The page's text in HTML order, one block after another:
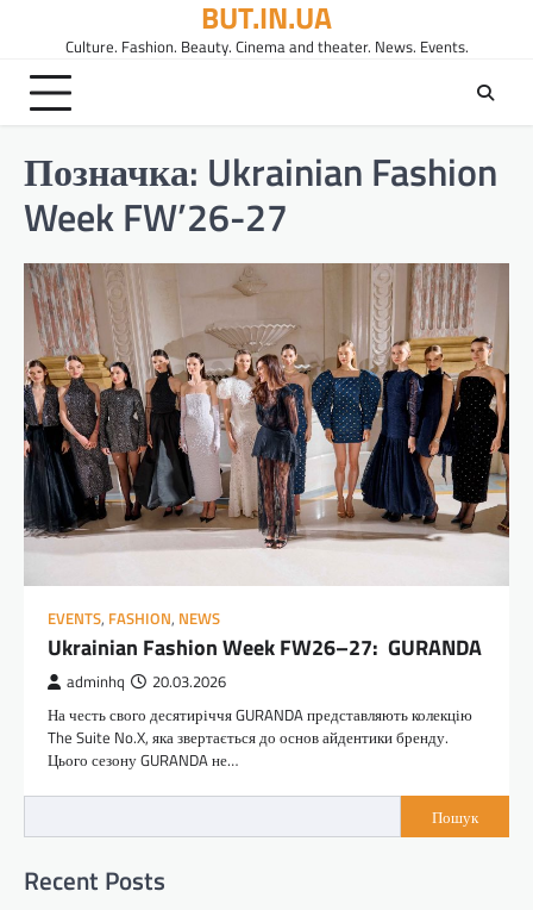
вмісту
BUT.IN.UA
Culture. Fashion. Beauty. Cinema and theater. News. Events.
Позначка: Ukrainian Fashion
Week FW’26-27
EVENTS, FASHION, NEWS
Ukrainian Fashion Week FW26–27: GURANDA
adminhq 20.03.2026
На честь свого десятиріччя GURANDA представляють колекцію
The Suite No.X, яка звертається до основ айдентики бренду.
Цього сезону GURANDA не…
Пошук
Recent Posts